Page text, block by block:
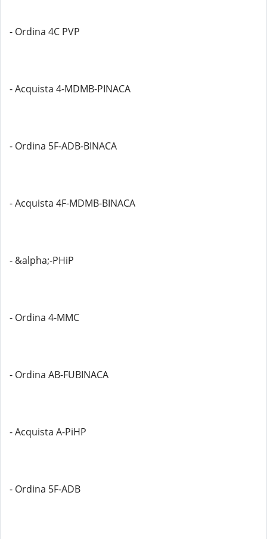
- Ordina 4C PVP
- Acquista 4-MDMB-PINACA
- Ordina 5F-ADB-BINACA
- Acquista 4F-MDMB-BINACA
- &alpha;-PHiP
- Ordina 4-MMC
- Ordina AB-FUBINACA
- Acquista A-PiHP
- Ordina 5F-ADB